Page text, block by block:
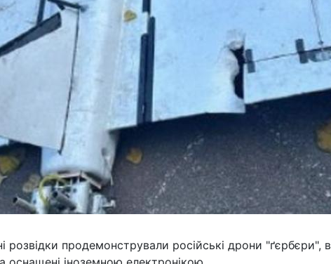
розвідки продемонстрували російські дрони "ґєрбєри",